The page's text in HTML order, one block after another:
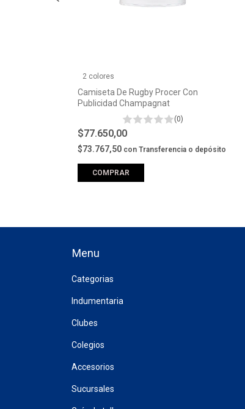
2 colores
Camiseta De Rugby Procer Con
Publicidad Champagnat
(0)
$77.650,00
$73.767,50 con Transferencia o depósito
COMPRAR
Menu
Categorias
Indumentaria
Clubes
Colegios
Accesorios
Sucursales